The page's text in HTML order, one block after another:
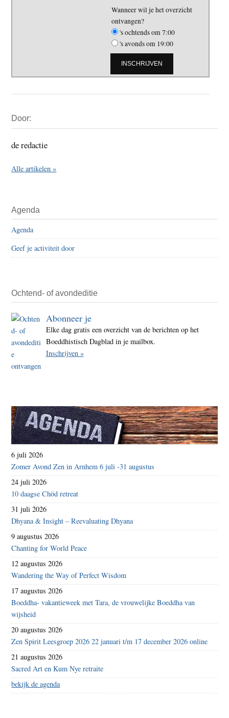
Wanneer wil je het overzicht
ontvangen?
's ochtends om 7:00
's avonds om 19:00
Sidebar
Door:
de redactie
Alle artikelen »
Agenda
Agenda
Geef je activiteit door
Ochtend- of avondeditie
Abonneer je
Elke dag gratis een overzicht van de berichten op het
Boeddhistisch Dagblad in je mailbox.
Inschrijven »
6 juli 2026
Zomer Avond Zen in Arnhem 6 juli -31 augustus
24 juli 2026
10 daagse Chöd retreat
31 juli 2026
Dhyana & Insight – Reevaluating Dhyana
9 augustus 2026
Chanting for World Peace
12 augustus 2026
Wandering the Way of Perfect Wisdom
17 augustus 2026
Boeddha- vakantieweek met Tara, de vrouwelijke Boeddha van
wijsheid
20 augustus 2026
Zen Spirit Leesgroep 2026 22 januari t/m 17 december 2026 online
21 augustus 2026
Sacred Art en Kum Nye retraite
bekijk de agenda